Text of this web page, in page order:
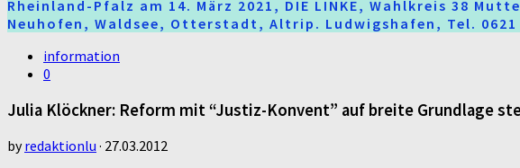
Rheinland-Pfalz am 14. März 2021, DIE LINKE, Wahlkreis 38
Neuhofen, Waldsee, Otterstadt, Altrip. Ludwigshafen, Tel. 0621
information
0
Julia Klöckner: Reform mit “Justiz-Konvent” auf breite Grundlage
byredaktionlu · 27.03.2012